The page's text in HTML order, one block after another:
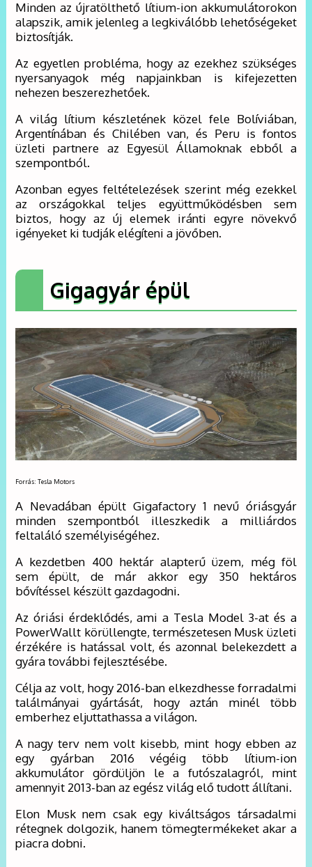
Minden az újratölthető lítium-ion akkumulátorokon
alapszik, amik jelenleg a legkiválóbb lehetőségeket
biztosítják.
Az egyetlen probléma, hogy az ezekhez szükséges
nyersanyagok még napjainkban is kifejezetten
nehezen beszerezhetőek.
A világ lítium készletének közel fele Bolíviában,
Argentínában és Chilében van, és Peru is fontos
üzleti partnere az Egyesül Államoknak ebből a
szempontból.
Azonban egyes feltételezések szerint még ezekkel
az országokkal teljes együttműködésben sem
biztos, hogy az új elemek iránti egyre növekvő
igényeket ki tudják elégíteni a jövőben.
Gigagyár épül
Forrás: Tesla Motors
A Nevadában épült Gigafactory 1 nevű óriásgyár
minden szempontból illeszkedik a milliárdos
feltaláló személyiségéhez.
A kezdetben 400 hektár alapterű üzem, még föl
sem épült, de már akkor egy 350 hektáros
bővítéssel készült gazdagodni.
Az óriási érdeklődés, ami a Tesla Model 3-at és a
PowerWallt körüllengte, természetesen Musk üzleti
érzékére is hatással volt, és azonnal belekezdett a
gyára további fejlesztésébe.
Célja az volt, hogy 2016-ban elkezdhesse forradalmi
találmányai gyártását, hogy aztán minél több
emberhez eljuttathassa a világon.
A nagy terv nem volt kisebb, mint hogy ebben az
egy gyárban 2016 végéig több lítium-ion
akkumulátor gördüljön le a futószalagról, mint
amennyit 2013-ban az egész világ elő tudott állítani.
Elon Musk nem csak egy kiváltságos társadalmi
rétegnek dolgozik, hanem tömegtermékeket akar a
piacra dobni.